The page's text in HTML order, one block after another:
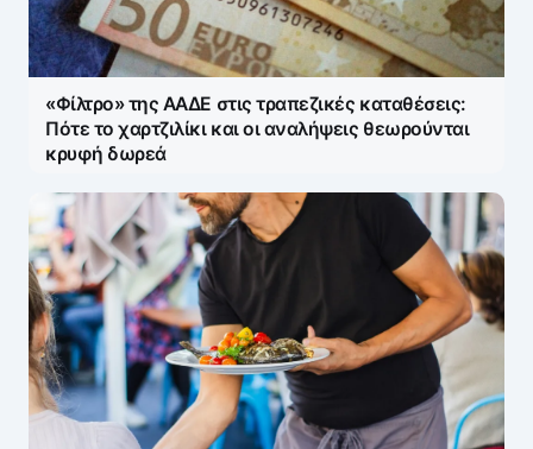
«Φίλτρο» της ΑΑΔΕ στις τραπεζικές καταθέσεις:
Πότε το χαρτζιλίκι και οι αναλήψεις θεωρούνται
κρυφή δωρεά